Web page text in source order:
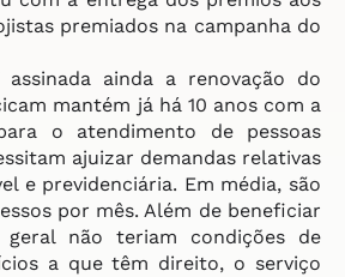
premiados na campanha do
ainda a renovação do
mantém já há 10 anos com a
o atendimento de pessoas
ajuizar demandas relativas
e previdenciária. Em média, são
por mês. Além de beneficiar
geral não teriam condições de
a que têm direito, o serviço